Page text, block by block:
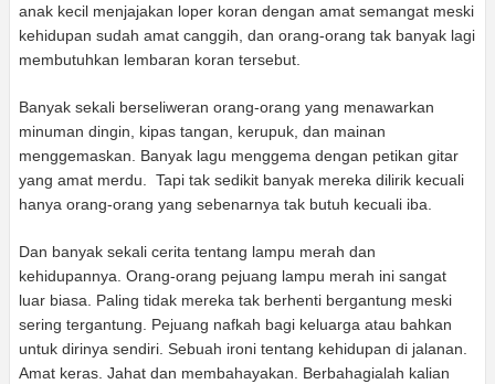
anak kecil menjajakan loper koran dengan amat semangat meski
kehidupan sudah amat canggih, dan orang-orang tak banyak lagi
membutuhkan lembaran koran tersebut.
Banyak sekali berseliweran orang-orang yang menawarkan
minuman dingin, kipas tangan, kerupuk, dan mainan
menggemaskan. Banyak lagu menggema dengan petikan gitar
yang amat merdu. Tapi tak sedikit banyak mereka dilirik kecuali
hanya orang-orang yang sebenarnya tak butuh kecuali iba.
Dan banyak sekali cerita tentang lampu merah dan
kehidupannya. Orang-orang pejuang lampu merah ini sangat
luar biasa. Paling tidak mereka tak berhenti bergantung meski
sering tergantung. Pejuang nafkah bagi keluarga atau bahkan
untuk dirinya sendiri. Sebuah ironi tentang kehidupan di jalanan.
Amat keras. Jahat dan membahayakan. Berbahagialah kalian